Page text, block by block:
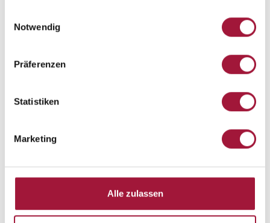
Notwendig
Präferenzen
Statistiken
Marketing
Alle zulassen
Tragfähigkeit von 3,5...